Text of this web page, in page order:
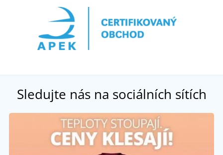
Sledujte nás na sociálních sítích